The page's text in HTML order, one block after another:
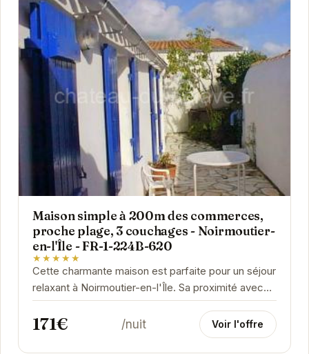
Maison simple à 200m des commerces,
proche plage, 3 couchages - Noirmoutier-
en-l'Île - FR-1-224B-620
★★★★★
Cette charmante maison est parfaite pour un séjour
relaxant à Noirmoutier-en-l'Île. Sa proximité avec
les commerces et la plage en fait un lieu...
171€ /nuit Voir l'offre